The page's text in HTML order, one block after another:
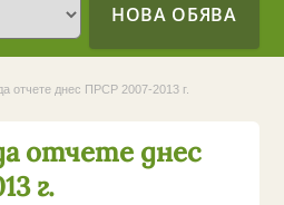
НОВА ОБЯВА
отчете днес ПРСР 2007-2013 г.
отчете днес
г.